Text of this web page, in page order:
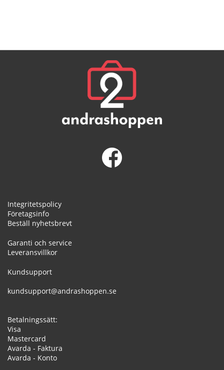
Integritetspolicy
Företagsinfo
Beställ nyhetsbrevt
Garanti och service
Leveransvillkor
Kundsupport
kundsupport@andrashoppen.se
Betalningssätt:
Visa
Mastercard
Avarda - Faktura
Avarda - Konto